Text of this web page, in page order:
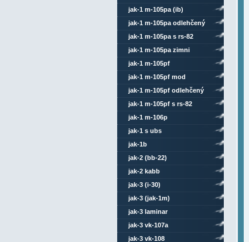
jak-1 m-105pa (ib)
jak-1 m-105pa odlehčený
jak-1 m-105pa s rs-82
jak-1 m-105pa zimni
jak-1 m-105pf
jak-1 m-105pf mod
jak-1 m-105pf odlehčený
jak-1 m-105pf s rs-82
jak-1 m-106p
jak-1 s ubs
jak-1b
jak-2 (bb-22)
jak-2 kabb
jak-3 (i-30)
jak-3 (jak-1m)
jak-3 laminar
jak-3 vk-107a
jak-3 vk-108